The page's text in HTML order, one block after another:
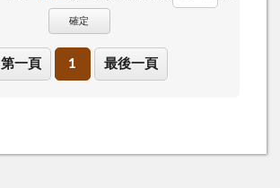
確定
第一頁 1 最後一頁